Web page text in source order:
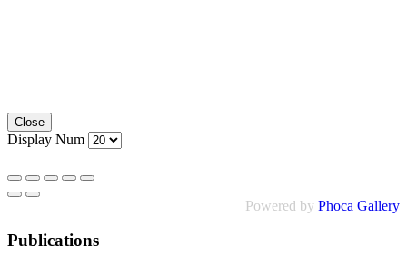
Close
Display Num
Powered by Phoca Gallery
Publications